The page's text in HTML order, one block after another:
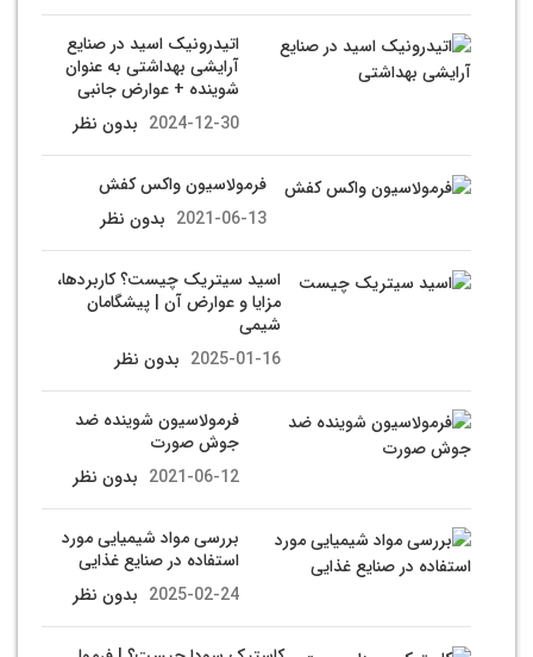
اتیدرونیک اسید در صنایع
آرایشی بهداشتی به عنوان
شوینده + عوارض جانبی
2024-12-30 بدون نظر
فرمولاسیون واکس کفش
2021-06-13 بدون نظر
اسید سیتریک چیست؟ کاربردها،
مزایا و عوارض آن | پیشگامان
شیمی
2025-01-16 بدون نظر
فرمولاسیون شوینده ضد
جوش صورت
2021-06-12 بدون نظر
بررسی مواد شیمیایی مورد
استفاده در صنایع غذایی
2025-02-24 بدون نظر